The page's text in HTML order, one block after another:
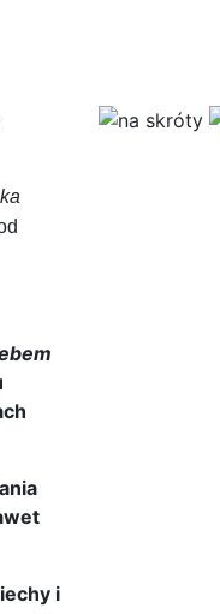
i